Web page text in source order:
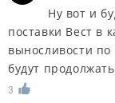
Ну вот и
поставки Вест в
выносливости
будут
3